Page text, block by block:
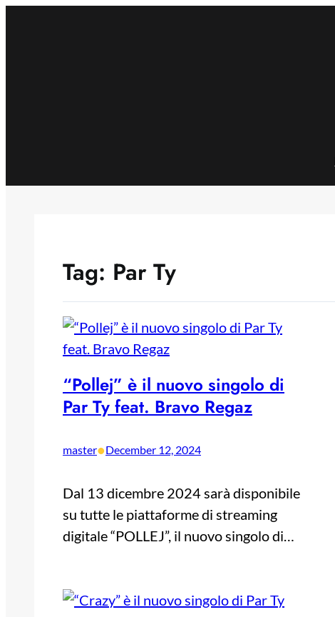
Tag: Par Ty
“Pollej” è il nuovo singolo di
Par Ty feat. Bravo Regaz
master•December 12, 2024
Dal 13 dicembre 2024 sarà disponibile
su tutte le piattaforme di streaming
digitale “POLLEJ”, il nuovo singolo di…